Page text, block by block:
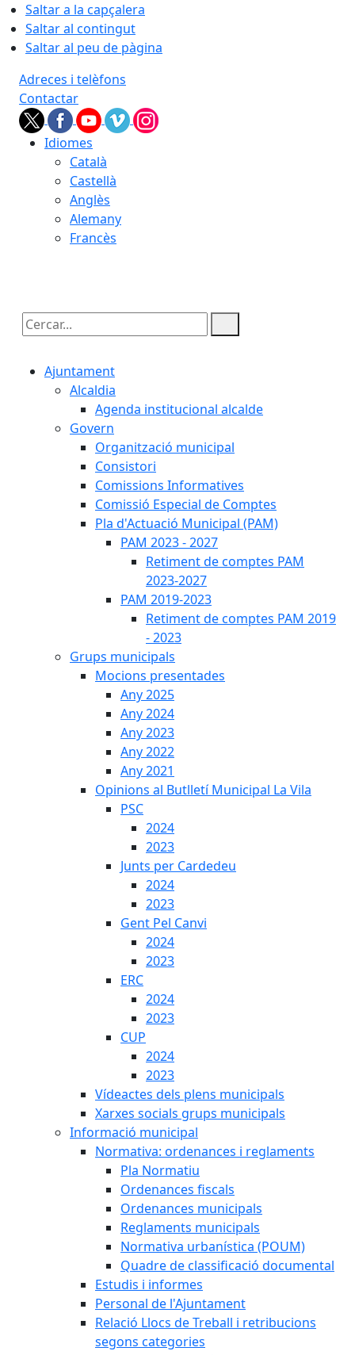
Saltar a la capçalera
Saltar al contingut
Saltar al peu de pàgina
Adreces i telèfons
Contactar
Idiomes
Català
Castellà
Anglès
Alemany
Francès
Cercar:
Ajuntament
Alcaldia
Agenda institucional alcalde
Govern
Organització municipal
Consistori
Comissions Informatives
Comissió Especial de Comptes
Pla d'Actuació Municipal (PAM)
PAM 2023 - 2027
Retiment de comptes PAM
2023-2027
PAM 2019-2023
Retiment de comptes PAM 2019
- 2023
Grups municipals
Mocions presentades
Any 2025
Any 2024
Any 2023
Any 2022
Any 2021
Opinions al Butlletí Municipal La Vila
PSC
2024
2023
Junts per Cardedeu
2024
2023
Gent Pel Canvi
2024
2023
ERC
2024
2023
CUP
2024
2023
Vídeactes dels plens municipals
Xarxes socials grups municipals
Informació municipal
Normativa: ordenances i reglaments
Pla Normatiu
Ordenances fiscals
Ordenances municipals
Reglaments municipals
Normativa urbanística (POUM)
Quadre de classificació documental
Estudis i informes
Personal de l'Ajuntament
Relació Llocs de Treball i retribucions
segons categories